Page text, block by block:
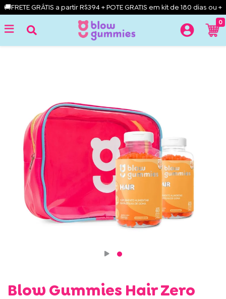
🚚FRETE GRÁTIS a partir R$394 + POTE GRATIS em kit de 180 dias ou +
0
Blow Gummies Hair Zero